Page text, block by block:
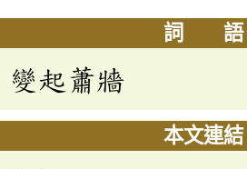
詞 語
變起蕭牆
本文連結